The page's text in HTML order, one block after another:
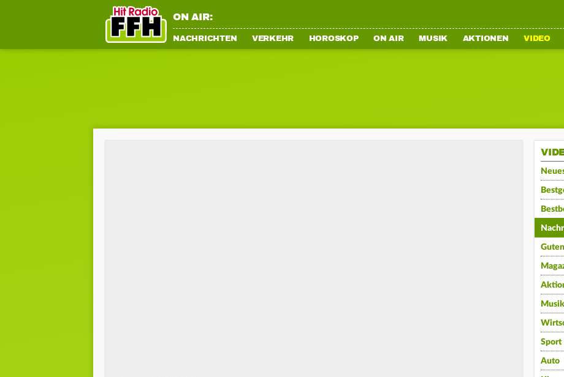
ON AIR:
NACHRICHTEN VERKEHR HOROSKOP ON AIR MUSIK AKTIONEN VIDEO
Sport
Auto